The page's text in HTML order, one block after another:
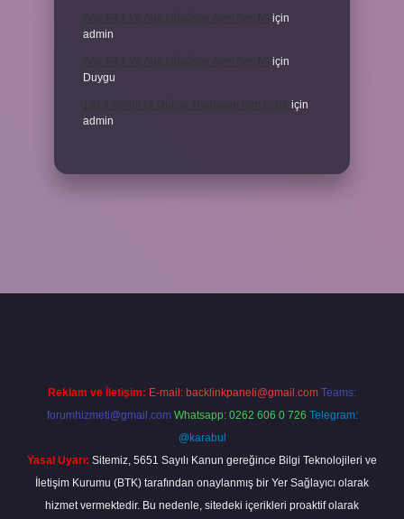
için
admin
için
Duygu
1513 Tarihli Ilk Dünya Haritasını Kim Çizdi
için
admin
Reklam ve İletişim: E-mail: backlinkpaneli@gmail.com Teams:
forumhizmeti@gmail.com Whatsapp: 0262 606 0 726 Telegram:
@karabul
Yasal Uyarı: Sitemiz, 5651 Sayılı Kanun gereğince Bilgi Teknolojileri ve
İletişim Kurumu (BTK) tarafından onaylanmış bir Yer Sağlayıcı olarak
hizmet vermektedir. Bu nedenle, sitedeki içerikleri proaktif olarak